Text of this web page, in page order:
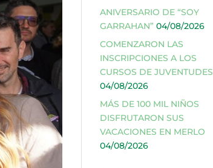
ANIVERSARIO DE “SOY
GARRAHAN” 04/08/2026
COMENZARON LAS
INSCRIPCIONES A LOS
CURSOS DE JUVENTUDES
04/08/2026
MÁS DE 100 MIL NIÑOS
DISFRUTARON SUS
VACACIONES EN MERLO
04/08/2026